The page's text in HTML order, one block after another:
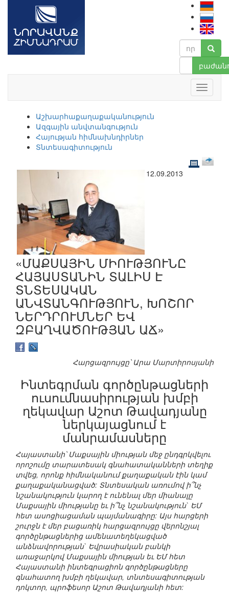
Աշխարհաքաղաքականություն
Ազգային անվտանգություն
Հայության հիմնախնդիրներ
Տնտեսագիտություն
12.09.2013
«ՄԱՔՍԱՅԻՆ ՄԻՈՒԹՅՈՒՆԸ
ՀԱՅԱՍՏԱՆԻՆ ՏԱԼԻՍ Է
ՏՆՏԵՍԱԿԱՆ
ԱՆՎՏԱՆԳՈՒԹՅՈՒՆ, ԽՈՇՈՐ
ՆԵՐԴՐՈՒՄՆԵՐ ԵՎ
ԶԲԱՂՎԱԾՈՒԹՅԱՆ ԱՃ»
Հարցազրույցը՝ Արա Մարտիրոսյանի
Ինտեգրման գործընթացների
ուսումնասիրության խմբի
ղեկավար Աշոտ Թավադյանը
ներկայացնում է
մանրամասները
Հայաստանի՝ Մաքսային միության մեջ ընդգրկվելու
որոշումը տարատեսակ գնահատականների տեղիք
տվեց, որոնք հիմնականում քաղաքական էին կամ
քաղաքականացված: Տնտեսական առումով ի՞նչ
նշանակություն կարող է ունենալ մեր միանալը
Մաքսային միությանը եւ ի՞նչ նշանակություն` ԵՄ
հետ ասոցիացաման պայմանագիրը: Այս հարցերի
շուրջն է մեր բացառիկ հարցազրույցը վերոնշյալ
գործընթացներից ամենատեղեկացված
անձնավորության` Եվրասիական բանկի
առաջարկով Մաքսային միության եւ ԵՄ հետ
Հայաստանի ինտեգրացիոն գործընթացները
գնահատող խմբի ղեկավար, տնտեսագիտության
դոկտոր, պրոֆեսոր Աշոտ Թավադյանի հետ: